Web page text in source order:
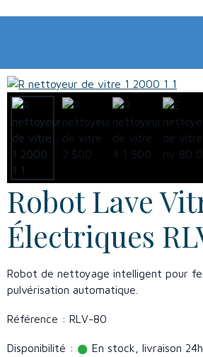
Robot Lave
Électriques
Robot de nettoyage intelligent pour
pulvérisation automatique.
Référence : RLV-80
Disponibilité : En stock, livraison